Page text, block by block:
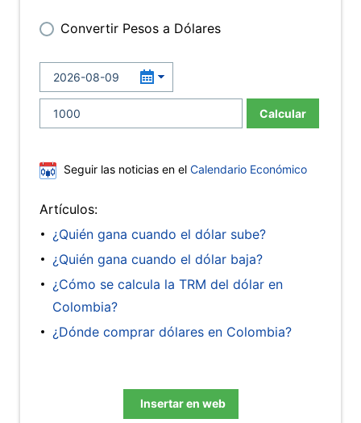
Convertir Pesos a Dólares
Calcular
Seguir las noticias en el Calendario Económico
Artículos:
¿Quién gana cuando el dólar sube?
¿Quién gana cuando el dólar baja?
¿Cómo se calcula la TRM del dólar en
Colombia?
¿Dónde comprar dólares en Colombia?
Insertar en web